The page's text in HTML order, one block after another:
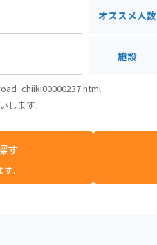
オススメ人数
施設
します。
す
。